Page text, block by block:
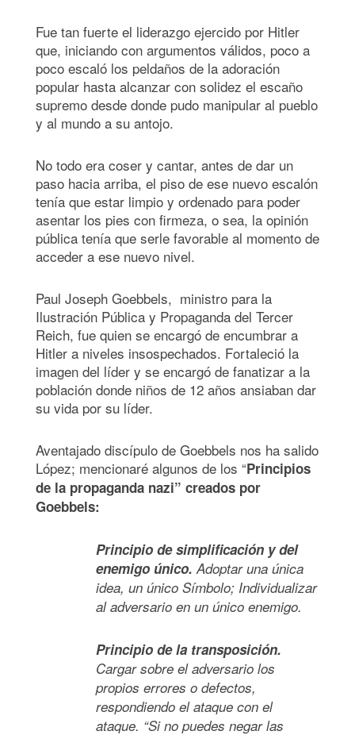
Fue tan fuerte el liderazgo ejercido por Hitler
que, iniciando con argumentos válidos, poco a
poco escaló los peldaños de la adoración
popular hasta alcanzar con solidez el escaño
supremo desde donde pudo manipular al pueblo
y al mundo a su antojo.
No todo era coser y cantar, antes de dar un
paso hacia arriba, el piso de ese nuevo escalón
tenía que estar limpio y ordenado para poder
asentar los pies con firmeza, o sea, la opinión
pública tenía que serle favorable al momento de
acceder a ese nuevo nivel.
Paul Joseph Goebbels, ​​ ministro para la
Ilustración Pública y Propaganda del Tercer
Reich, fue quien se encargó de encumbrar a
Hitler a niveles insospechados. Fortaleció la
imagen del líder y se encargó de fanatizar a la
población donde niños de 12 años ansiaban dar
su vida por su líder.
Aventajado discípulo de Goebbels nos ha salido
López; mencionaré algunos de los “Principios
de la propaganda nazi” creados por
Goebbels:
Principio de simplificación y del
enemigo único. Adoptar una única
idea, un único Símbolo; Individualizar
al adversario en un único enemigo.
Principio de la transposición.
Cargar sobre el adversario los
propios errores o defectos,
respondiendo el ataque con el
ataque. “Si no puedes negar las